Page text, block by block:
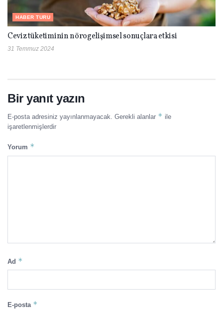
HABER TURU
Ceviz tüketiminin nörogelişimsel sonuçlara etkisi
31 Temmuz 2024
Bir yanıt yazın
E-posta adresiniz yayınlanmayacak. Gerekli alanlar * ile
işaretlenmişlerdir
Yorum *
Ad *
E-posta *